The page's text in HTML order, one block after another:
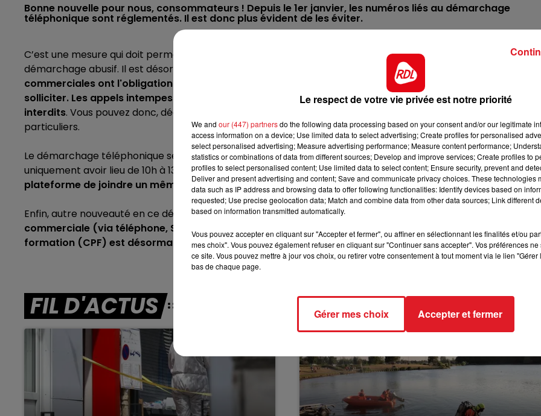
12h00 - 13h00
RDL & VOUS
13h00 - 16h00
Bonne nouvelle pour nous, consommateurs ! Depuis le 1er janvier, les numéros liés au démarchage
téléphonique sont réglementés. Il est donc plus évident de les éviter.
C’est une mesure qui doit permettre de lutter contre ce qui est devenu une véritable plaie au quotidien : le
démarchage abusif. Il est désormais plus simple de le repérer. Depuis ce 1er janvier 2023,
commerciales ont l'obligation d’utiliser un numéro débutant par 09 suivi de 37,38 ou 39 pour vous
solliciter. Les appels intempestifs commerciaux depuis des numéros commençant par 06 ou 07 sont sont
interdits. Vous pouvez donc, décrochez en toute quiétude : ces
particuliers.
Le démarchage téléphonique sera encore plus encadré à partir du mois de mars. Les appels devront
uniquement avoir lieu de 10h à 13h et de 14h à 20h du lundi au vendredi.Il sera également interdit à une
plateforme de joindre un même consommation plus de quatre fois dans le mois.
Enfin, autre nouveauté en ce début d’année : après de nombreux abus et fraudes,
commerciale (via téléphone, SMS, mail ou les réseaux sociaux) dans le cadre du compte personnel de
formation (CPF) est désormais interdite.
FIL D'ACTUS
Le respect de votre vie privée est notre priorité
We and our (447) partnersdo the following data processing based on your consent and/or our legitimate
access information on a device; Use limited data to select advertising; Create profiles for personalised
select personalised advertising; Measure advertising performance; Measure content performance;
statistics or combinations of data from different sources; Develop and improve services; Create profiles to
profiles to select personalised content; Use limited data to select content; Ensure security, prevent and
Deliver and present advertising and content; Save and communicate privacy choices. These technologies
data such as IP address and browsing data to offer following functionalities: Identify devices based on
requested; Use precise geolocation data; Match and combine data from other data sources; Link different
based on information transmitted automatically.
Vous pouvez accepter en cliquant sur "Accepter et fermer", ou affiner en sélectionnant les finalités et/ou
mes choix". Vous pouvez également refuser en cliquant sur "Continuer sans accepter". Vos préférences
ce site. Vous pouvez mettre à jour vos choix, ou retirer votre consentement à tout moment via le lien
bas de chaque page.
Gérer mes choix Accepter et fermer